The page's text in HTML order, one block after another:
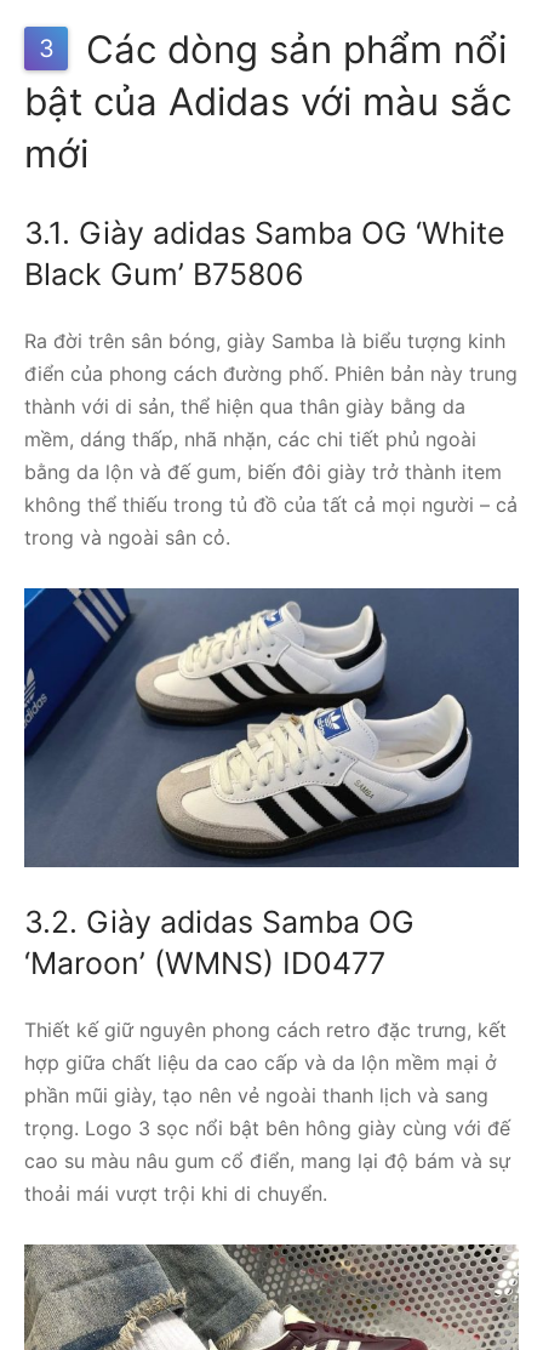
3
Các dòng sản phẩm nổi
bật của Adidas với màu sắc
mới
3.1. Giày adidas Samba OG ‘White
Black Gum’ B75806
Ra đời trên sân bóng, giày Samba là biểu tượng kinh
điển của phong cách đường phố. Phiên bản này trung
thành với di sản, thể hiện qua thân giày bằng da
mềm, dáng thấp, nhã nhặn, các chi tiết phủ ngoài
bằng da lộn và đế gum, biến đôi giày trở thành item
không thể thiếu trong tủ đồ của tất cả mọi người – cả
trong và ngoài sân cỏ.
3.2. Giày adidas Samba OG
‘Maroon’ (WMNS) ID0477
Thiết kế giữ nguyên phong cách retro đặc trưng, kết
hợp giữa chất liệu da cao cấp và da lộn mềm mại ở
phần mũi giày, tạo nên vẻ ngoài thanh lịch và sang
trọng. Logo 3 sọc nổi bật bên hông giày cùng với đế
cao su màu nâu gum cổ điển, mang lại độ bám và sự
thoải mái vượt trội khi di chuyển.